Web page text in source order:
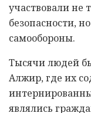
участвовали не
безопасности,
самообороны.
Тысячи людей
Алжир, где их
являлись